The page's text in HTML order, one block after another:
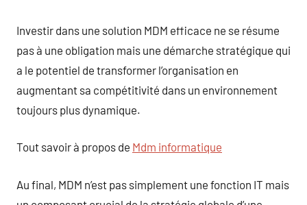
Investir dans une solution MDM efficace ne se résume
pas à une obligation mais une démarche stratégique qui
a le potentiel de transformer l’organisation en
augmentant sa compétitivité dans un environnement
toujours plus dynamique.
Tout savoir à propos de Mdm informatique
Au final, MDM n’est pas simplement une fonction IT mais